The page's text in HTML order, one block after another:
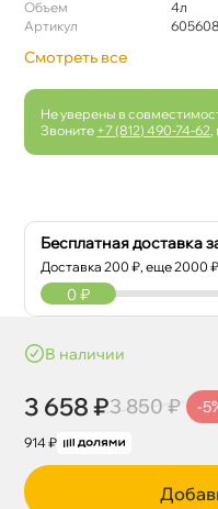
Объем
4л
Артикул
Смотреть все
Не уверены в
Звоните +7 (812) 490-74-62
Бесплатная доставка
Доставка200 ₽, еще2000
0 ₽
наличии
3 658 ₽3 850 ₽ -
914 ₽